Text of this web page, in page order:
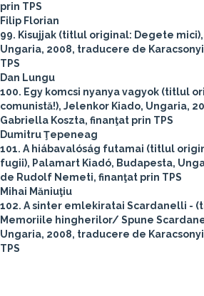
prin TPS
Filip Florian
99. Kisujjak (titlul original: Degete
Ungaria, 2008, traducere de
TPS
Dan Lungu
100. Egy komcsi nyanya vagyok (titlul
comunistă!), Jelenkor Kiado, Ungaria,
Gabriella Koszta, finanţat prin TPS
Dumitru Ţepeneag
101. A hiábavalóság futamai (titlul
fugii), Palamart Kiadó, Budapesta,
de Rudolf Nemeti, finanţat prin TPS
Mihai Măniuţiu
102. A sinter emlekiratai Scardanelli -
Memoriile hingherilor/ Spune
Ungaria, 2008, traducere de
TPS